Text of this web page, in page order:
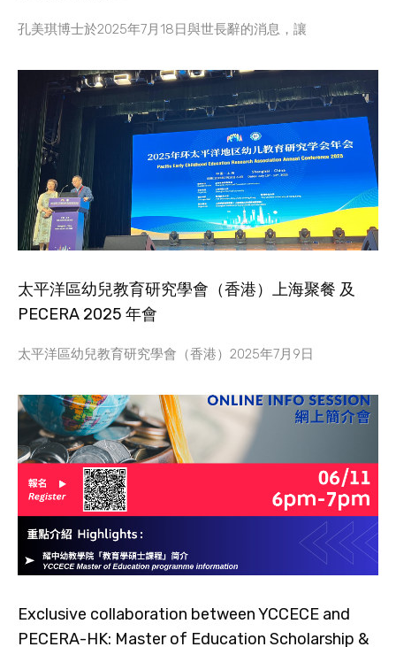
孔美琪博士於2025年7月18日與世長辭的消息，讓
太平洋區幼兒教育研究學會（香港）上海聚餐 及
PECERA 2025 年會
太平洋區幼兒教育研究學會（香港）2025年7月9日
Exclusive collaboration between YCCECE and
PECERA-HK: Master of Education Scholarship &